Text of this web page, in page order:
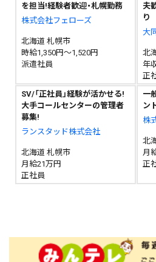
を担当!経験者歓迎・札幌勤務
株式会社フェローズ
北海道 札幌市
時給1,350円～1,520円
派遣社員
夫
り
大
北
年
正
SV/「正社員」経験が活かせる!
大手コールセンターの管理者
募集!
ランスタッド株式会社
北海道 札幌市
月給21万円
正社員
一
ン
株
北
月
正